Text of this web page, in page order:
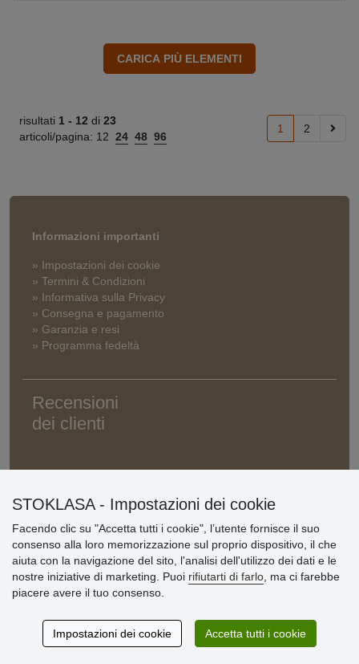
risultati 1 - 12 di 23
articoli/pagina: 12 24 48 96
1 2
Informazioni importanti
» Impostazioni dei cookie
» Termini & Condizioni
» Informativa sulla Privacy
» Consegna e pagamento
» Garanzia e resi
» Programma fedeltà
Recensioni
dei clienti
© Stoklasa textilní galanterie s.r.o. 2026.
STOKLASA - Impostazioni dei cookie
Facendo clic su "Accetta tutti i cookie", l’utente fornisce il suo
consenso alla loro memorizzazione sul proprio dispositivo, il che
aiuta con la navigazione del sito, l'analisi dell'utilizzo dei dati e le
nostre iniziative di marketing. Puoi rifiutarti di farlo , ma ci farebbe
piacere avere il tuo consenso.
Impostazioni dei cookie Accetta tutti i cookie